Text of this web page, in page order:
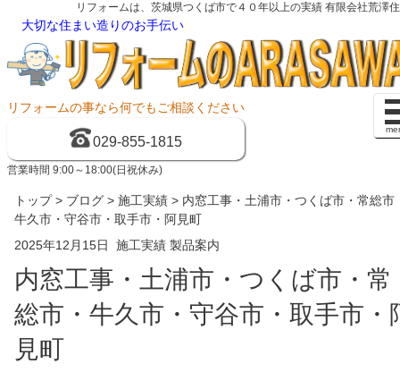
リフォームは、茨城県つくば市で４０年以上の実績 有限会社荒澤
大切な住まい造りのお手伝い
リフォームの事なら何でもご相談ください
029-855-1815
営業時間 9:00～18:00(日祝休み)
トップ> ブログ > 施工実績 > 内窓工事・土浦市・つくば市・常総市
牛久市・守谷市・取手市・阿見町
2025年12月15日 施工実績 製品案内
内窓工事・土浦市・つくば市・常
総市・牛久市・守谷市・取手市・
見町